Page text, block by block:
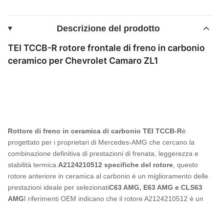
Descrizione del prodotto
TEI TCCB-R rotore frontale di freno in carbonio
ceramico per Chevrolet Camaro ZL1
Rottore di freno in ceramica di carbonio TEI TCCB-Rè
progettato per i proprietari di Mercedes-AMG che cercano la
combinazione definitiva di prestazioni di frenata, leggerezza e
stabilità termica. A2124210512 specifiche del rotore , questo
rotore anteriore in ceramica al carbonio è un miglioramento delle
prestazioni ideale per selezionatiC63 AMG, E63 AMG e CLS63
AMGI riferimenti OEM indicano che il rotore A2124210512 è un